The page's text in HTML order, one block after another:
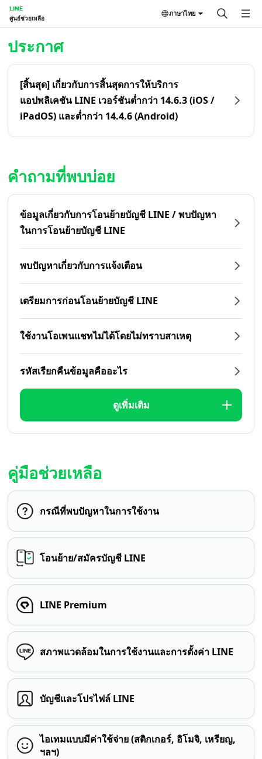
LINE
ศูนย์ช่วยเหลือ
ภาษาไทย
ประกาศ
[สิ้นสุด] เกี่ยวกับการสิ้นสุดการให้บริการ
แอปพลิเคชัน LINE เวอร์ชันต่ำกว่า 14.6.3 (iOS /
iPadOS) และต่ำกว่า 14.4.6 (Android)
คำถามที่พบบ่อย
ข้อมูลเกี่ยวกับการโอนย้ายบัญชี LINE / พบปัญหา
ในการโอนย้ายบัญชี LINE
พบปัญหาเกี่ยวกับการแจ้งเตือน
เตรียมการก่อนโอนย้ายบัญชี LINE
ใช้งานโอเพนแชทไม่ได้โดยไม่ทราบสาเหตุ
รหัสเรียกคืนข้อมูลคืออะไร
ดูเพิ่มเติม
คู่มือช่วยเหลือ
กรณีที่พบปัญหาในการใช้งาน
โอนย้าย/สมัครบัญชี LINE
LINE Premium
สภาพแวดล้อมในการใช้งานและการตั้งค่า LINE
บัญชีและโปรไฟล์ LINE
ไอเทมแบบมีค่าใช้จ่าย (สติกเกอร์, อิโมจิ, เหรียญ,
ฯลฯ)